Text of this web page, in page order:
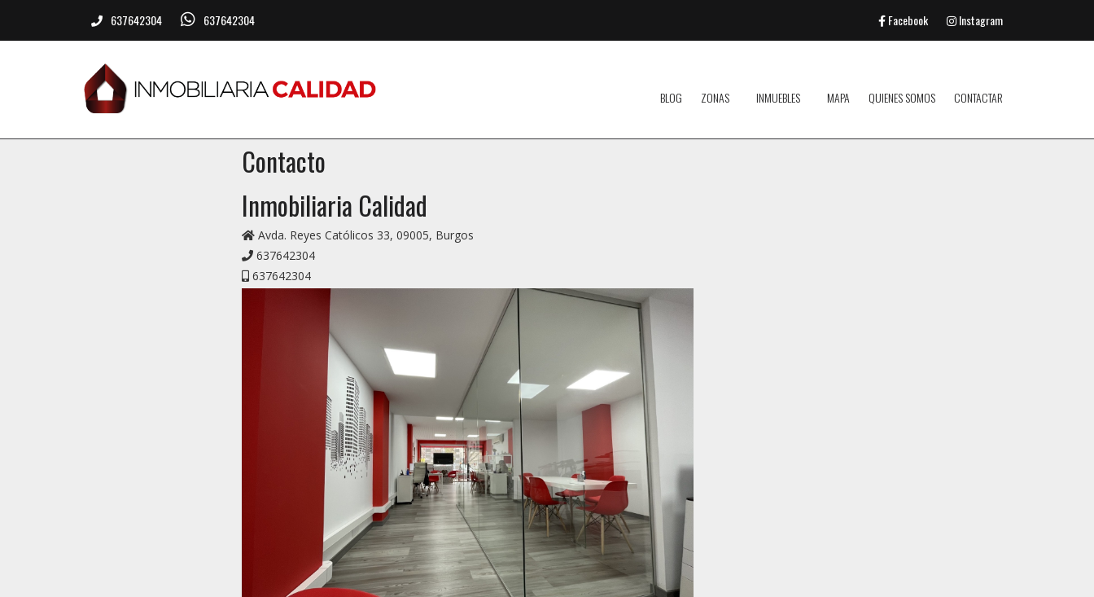
637642304 637642304 Facebook Instagram
BLOG ZONAS INMUEBLES MAPA QUIENES SOMOS CONTACTAR
Contacto
Inmobiliaria Calidad
Avda. Reyes Católicos 33, 09005, Burgos
637642304
637642304